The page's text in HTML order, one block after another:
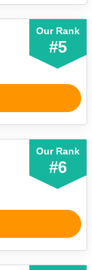
Our Rank
#5
Our Rank
#6